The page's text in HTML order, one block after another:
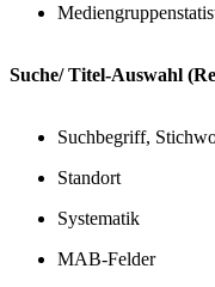
Suche/ Titel-Auswahl
Suchbegriff,
Standort
Systematik
MAB-Felder